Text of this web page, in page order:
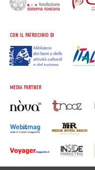
CON IL PATROCINIO DI
MEDIA PARTNER